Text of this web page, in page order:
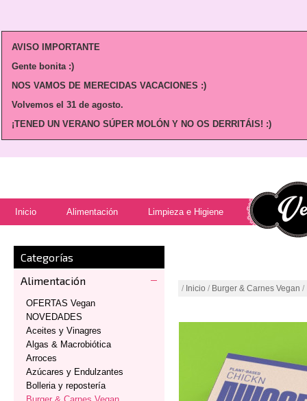
AVISO IMPORTANTE
Gente bonita :)
NOS VAMOS DE MERECIDAS VACACIONES :)
Volvemos el 31 de agosto.
¡TENED UN VERANO SÚPER MOLÓN Y NO OS DERRITÁIS! :)
Inicio Alimentación Limpieza e Higiene
Categorías
Alimentación
OFERTAS Vegan
NOVEDADES
Aceites y Vinagres
Algas & Macrobiótica
Arroces
Azúcares y Endulzantes
Bolleria y repostería
/ Inicio / Burger & Carnes Vegan /